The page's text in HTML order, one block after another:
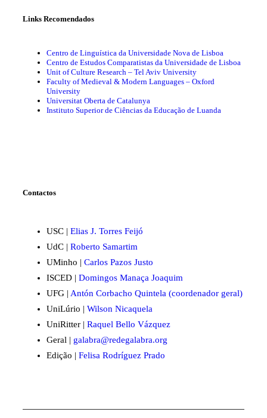
Links Recomendados
Centro de Linguística da Universidade Nova de Lisboa
Centro de Estudos Comparatistas da Universidade de Lisboa
Unit of Culture Research – Tel Aviv University
Faculty of Medieval & Modern Languages – Oxford
University
Universitat Oberta de Catalunya
Instituto Superior de Ciências da Educação de Luanda
Contactos
USC | Elias J. Torres Feijó
UdC | Roberto Samartim
UMinho | Carlos Pazos Justo
ISCED | Domingos Manaça Joaquim
UFG | Antón Corbacho Quintela (coordenador geral)
UniLúrio | Wilson Nicaquela
UniRitter | Raquel Bello Vázquez
Geral | galabra@redegalabra.org
Edição | Felisa Rodríguez Prado